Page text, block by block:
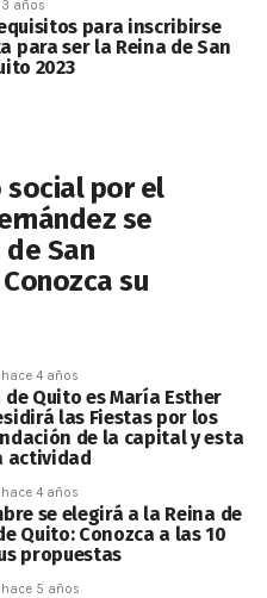
años
para inscribirse
para ser la Reina de San
2023
social por el
se
San
su
hace 4 años
de Quito es María Esther
las Fiestas por los
de la capital y esta
actividad
hace 4 años
se elegirá a la Reina de
Quito: Conozca a las 10
propuestas
hace 5 años